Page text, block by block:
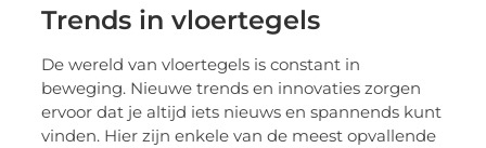
Trends in vloertegels
De wereld van vloertegels is constant in
beweging. Nieuwe trends en innovaties zorgen
ervoor dat je altijd iets nieuws en spannends kunt
vinden. Hier zijn enkele van de meest opvallende